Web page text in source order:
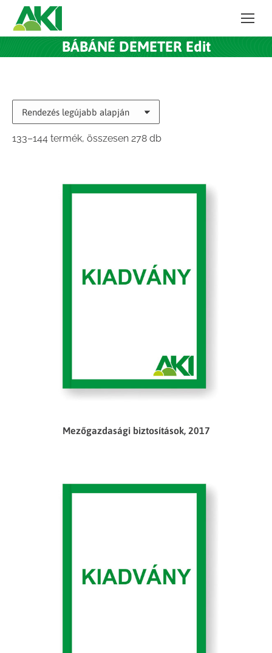
BÁBÁNÉ DEMETER Edit
133–144 termék, összesen 278 dbSorted
Mezőgazdasági biztosítások, 2017